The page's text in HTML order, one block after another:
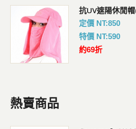
抗UV遮陽休閒
定價 NT:850
特價 NT:590
約69折
熱賣商品